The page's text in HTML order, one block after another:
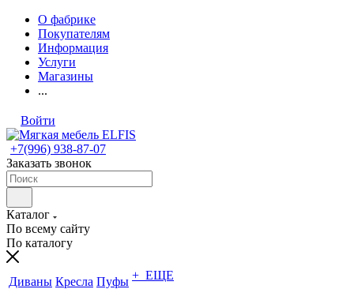
О фабрике
Покупателям
Информация
Услуги
Магазины
...
Войти
+7(996) 938-87-07
Заказать звонок
Каталог
По всему сайту
По каталогу
Диваны Кресла Пуфы + ЕЩЕ